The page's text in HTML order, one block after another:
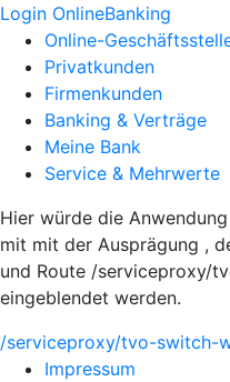
Login OnlineBanking
Online-
Privatkunden
Firmenkunden
Banking & Verträge
Meine Bank
Service & Mehrwerte
Hier würde die
mit mit der Ausprägung ,
und Route /serviceproxy/
eingeblendet werden.
/serviceproxy/tvo-switch-
Impressum